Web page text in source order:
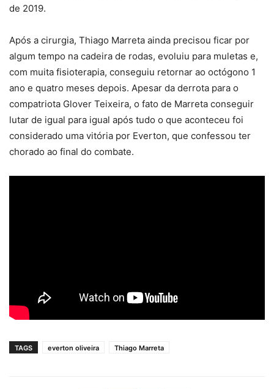
de 2019.
Após a cirurgia, Thiago Marreta ainda precisou ficar por
algum tempo na cadeira de rodas, evoluiu para muletas e,
com muita fisioterapia, conseguiu retornar ao octógono 1
ano e quatro meses depois. Apesar da derrota para o
compatriota Glover Teixeira, o fato de Marreta conseguir
lutar de igual para igual após tudo o que aconteceu foi
considerado uma vitória por Everton, que confessou ter
chorado ao final do combate.
TAGS everton oliveira Thiago Marreta